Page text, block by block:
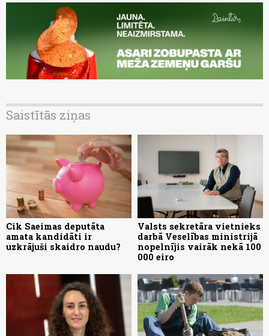
Saistītās ziņas
Cik Saeimas deputāta
amata kandidāti ir
uzkrājuši skaidro naudu?
Valsts sekretāra vietnieks
darbā Veselības ministrijā
nopelnījis vairāk nekā 100
000 eiro